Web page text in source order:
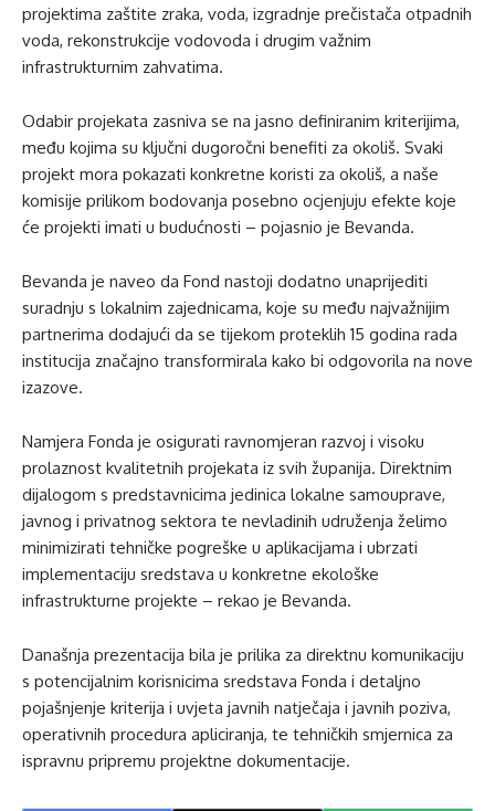
projektima zaštite zraka, voda, izgradnje prečistača otpadnih
voda, rekonstrukcije vodovoda i drugim važnim
infrastrukturnim zahvatima.
Odabir projekata zasniva se na jasno definiranim kriterijima,
među kojima su ključni dugoročni benefiti za okoliš. Svaki
projekt mora pokazati konkretne koristi za okoliš, a naše
komisije prilikom bodovanja posebno ocjenjuju efekte koje
će projekti imati u budućnosti – pojasnio je Bevanda.
Bevanda je naveo da Fond nastoji dodatno unaprijediti
suradnju s lokalnim zajednicama, koje su među najvažnijim
partnerima dodajući da se tijekom proteklih 15 godina rada
institucija značajno transformirala kako bi odgovorila na nove
izazove.
Namjera Fonda je osigurati ravnomjeran razvoj i visoku
prolaznost kvalitetnih projekata iz svih županija. Direktnim
dijalogom s predstavnicima jedinica lokalne samouprave,
javnog i privatnog sektora te nevladinih udruženja želimo
minimizirati tehničke pogreške u aplikacijama i ubrzati
implementaciju sredstava u konkretne ekološke
infrastrukturne projekte – rekao je Bevanda.
Današnja prezentacija bila je prilika za direktnu komunikaciju
s potencijalnim korisnicima sredstava Fonda i detaljno
pojašnjenje kriterija i uvjeta javnih natječaja i javnih poziva,
operativnih procedura apliciranja, te tehničkih smjernica za
ispravnu pripremu projektne dokumentacije.